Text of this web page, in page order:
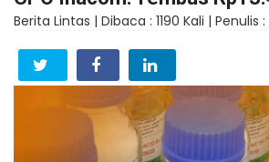
Berita Lintas | Dibaca : 1190 Kali | Penulis